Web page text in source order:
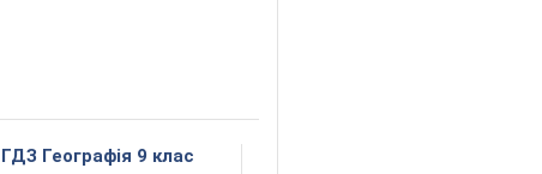
ГДЗ Географія 9 клас